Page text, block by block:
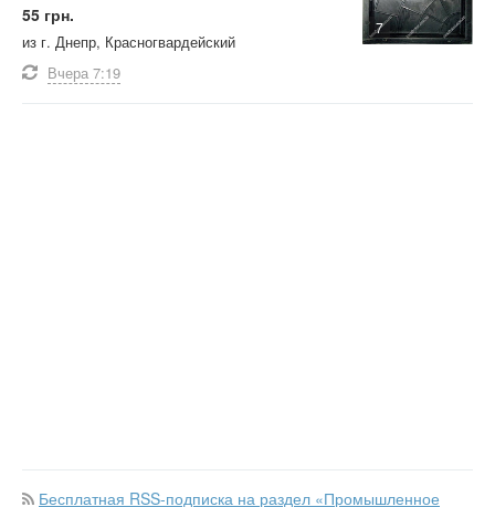
7
55 грн.
из г. Днепр, Красногвардейский
Вчера 7:19
Бесплатная RSS-подписка на раздел «Промышленное